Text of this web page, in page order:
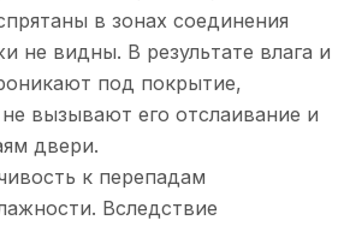
в зонах соединения
не видны. В результате влага и
под покрытие,
вызывают его отслаивание и
двери.
к перепадам
Вследствие